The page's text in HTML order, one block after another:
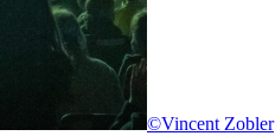
©Vincent Zobler